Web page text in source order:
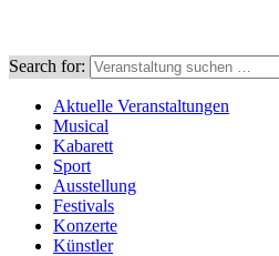
Search for:
Aktuelle Veranstaltungen
Musical
Kabarett
Sport
Ausstellung
Festivals
Konzerte
Künstler